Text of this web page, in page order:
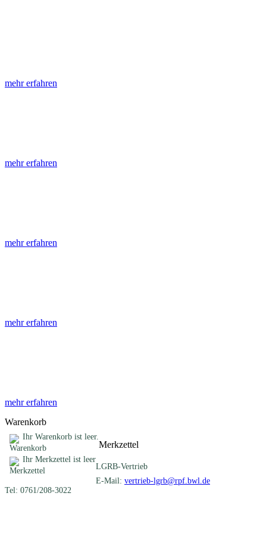
mehr erfahren
mehr erfahren
mehr erfahren
mehr erfahren
mehr erfahren
Warenkorb
Ihr Warenkorb ist leer.
Merkzettel
Ihr Merkzettel ist leer
LGRB-Vertrieb
E-Mail: vertrieb-lgrb@rpf.bwl.de
Tel: 0761/208-3022